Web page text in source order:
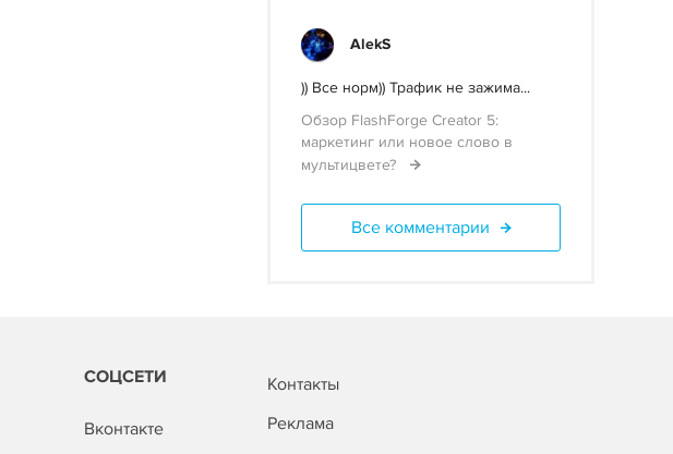
AlekS
)) Все норм)) Трафик не зажима...
Обзор FlashForge Creator 5:
маркетинг или новое слово в
мультицвете?
Все комментарии
СОЦСЕТИ
Вконтакте
Контакты
Реклама